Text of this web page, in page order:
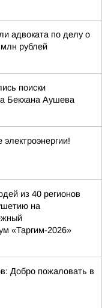
адвоката по делу о
рублей
поиски
Бекхана Аушева
из 40 регионов
на
«Таргим-2026»
Добро пожаловать в